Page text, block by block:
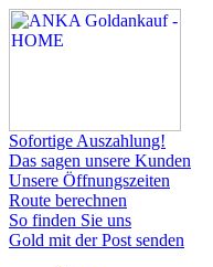
Sofortige Auszahlung!
Das sagen unsere Kunden
Unsere Öffnungszeiten
Route berechnen
So finden Sie uns
Gold mit der Post senden